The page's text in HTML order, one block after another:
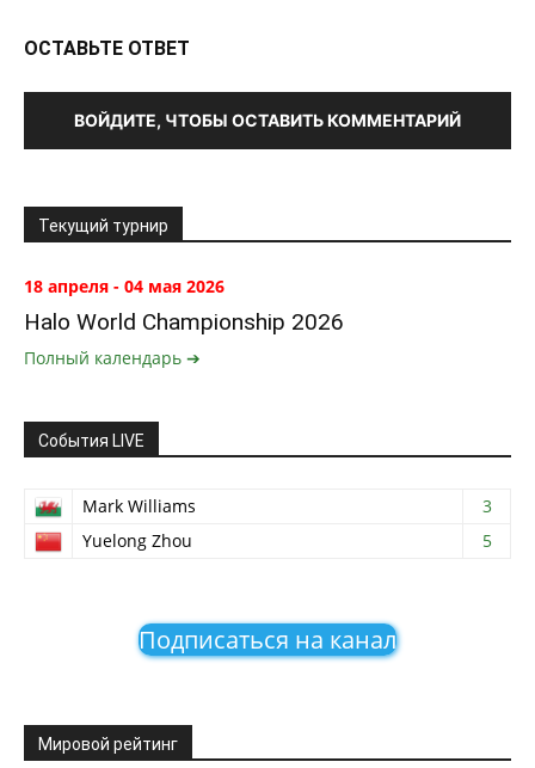
ОСТАВЬТЕ ОТВЕТ
ВОЙДИТЕ, ЧТОБЫ ОСТАВИТЬ КОММЕНТАРИЙ
Текущий турнир
18 апреля - 04 мая 2026
Halo World Championship 2026
Полный календарь ➔
События LIVE
Mark Williams
3
Yuelong Zhou
5
Подписаться на канал
Мировой рейтинг